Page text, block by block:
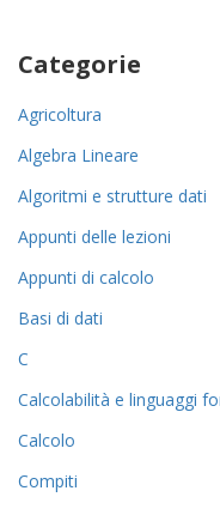
Categorie
Agricoltura
Algebra Lineare
Algoritmi e strutture dati
Appunti delle lezioni
Appunti di calcolo
Basi di dati
C
Calcolabilità e linguaggi
Calcolo
Compiti